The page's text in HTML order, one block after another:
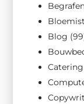
Bloemist
Blog
Catering